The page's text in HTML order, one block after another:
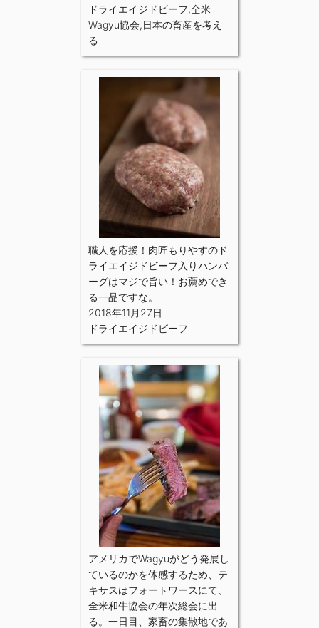
ドライエイジドビーフ,全米
Wagyu協会,日本の畜産を考え
る
職人を応援！肉匠もりやすのド
ライエイジドビーフ入りハンバ
ーグはマジで旨い！お薦めでき
る一品ですな。
2018年11月27日
ドライエイジドビーフ
アメリカでWagyuがどう発展し
ているのかを体感するため、テ
キサスはフォートワースにて、
全米和牛協会の年次総会に出
る。一日目、家畜の集散地であ